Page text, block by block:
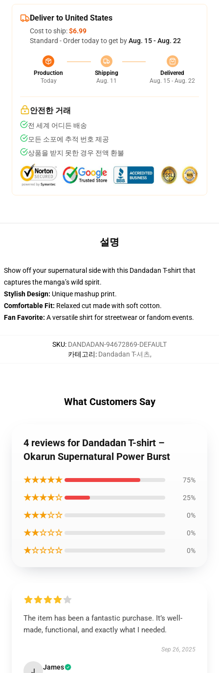
Deliver to United States
Cost to ship:$6.99
Standard - Order today to get byAug. 15 - Aug. 22
Production
Today
Shipping
Aug. 11
Delivered
Aug. 15 - Aug. 22
안전한 거래
전 세계 어디든 배송
모든 소포에 추적 번호 제공
상품을 받지 못한 경우 전액 환불
설명
Show off your supernatural side with this Dandadan T-shirt that
captures the manga’s wild spirit.
Stylish Design: Unique mashup print.
Comfortable Fit: Relaxed cut made with soft cotton.
Fan Favorite: A versatile shirt for streetwear or fandom events.
SKU: DANDADAN-94672869-DEFAULT
카테고리: Dandadan T-셔츠,
What Customers Say
4 reviews for Dandadan T-shirt –
Okarun Supernatural Power Burst
★★★★★ 75%
★★★★☆ 25%
★★★☆☆ 0%
★★☆☆☆ 0%
★☆☆☆☆ 0%
The item has been a fantastic purchase. It’s well-
made, functional, and exactly what I needed.
Sep 26, 2025
J James